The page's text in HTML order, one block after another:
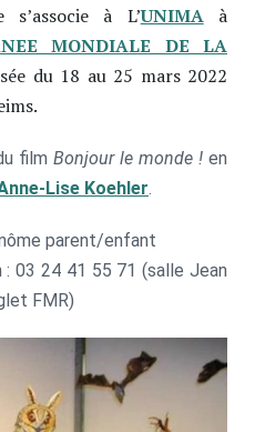
s’associe à L’UNIMAà
MONDIALE DE LA
du 18 au 25 mars 2022
film Bonjour le monde ! en
Lise Koehler.
parent/enfant
03 24 41 55 71 (salle Jean
FMR)